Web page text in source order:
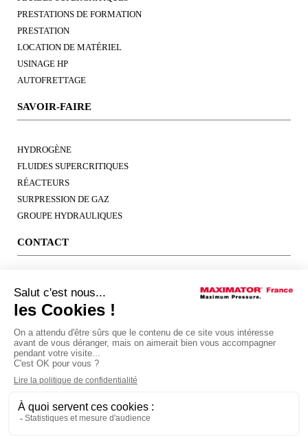
PRESTATIONS DE FORMATION
PRESTATION
LOCATION DE MATÉRIEL
USINAGE HP
AUTOFRETTAGE
SAVOIR-FAIRE
HYDROGÈNE
FLUIDES SUPERCRITIQUES
RÉACTEURS
SURPRESSION DE GAZ
GROUPE HYDRAULIQUES
CONTACT
60290 RANTIGNY FRANCE
+33 (0)3 44 69 11 10
info@maximatorfrance.com